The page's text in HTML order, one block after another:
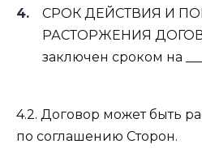
СРОК ДЕЙСТВИЯ И
РАСТОРЖЕНИЯ
заключен сроком на
4.2. Договор может быть
по соглашению Сторон.